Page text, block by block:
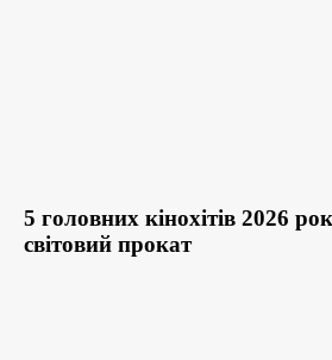
5 головних кінохітів 2026
світовий прокат